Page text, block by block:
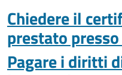
Chiedere il
prestato
Pagare i diritti